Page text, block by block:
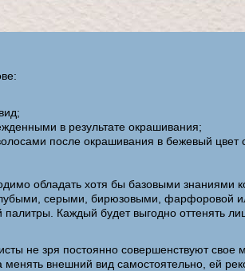
в результате окрашивания;
после окрашивания в бежевый цвет
обладать хотя бы базовыми знаниями
серыми, бирюзовыми, фарфоровой
Каждый будет выгодно оттенять
не зря постоянно совершенствуют свое
внешний вид самостоятельно, ей